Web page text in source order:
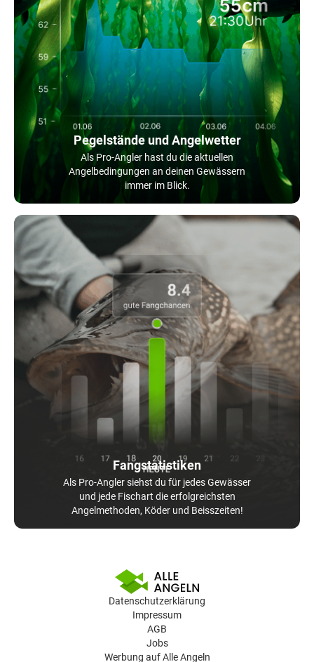
Pegelstände und Angelwetter
Als Pro-Angler hast du die aktuellen
Angelbedingungen an deinen Gewässern
immer im Blick.
Fangstatistiken
Als Pro-Angler siehst du für jedes Gewässer
und jede Fischart die erfolgreichsten
Angelmethoden, Köder und Beisszeiten!
Datenschutzerklärung
Impressum
AGB
Jobs
Werbung auf Alle Angeln